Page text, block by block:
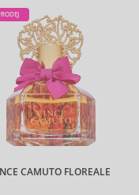
CAMUTO FLOREALE